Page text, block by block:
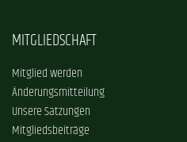
MITGLIEDSCHAFT
Mitglied werden
Änderungsmitteilung
Unsere Satzungen
Mitgliedsbeiträge